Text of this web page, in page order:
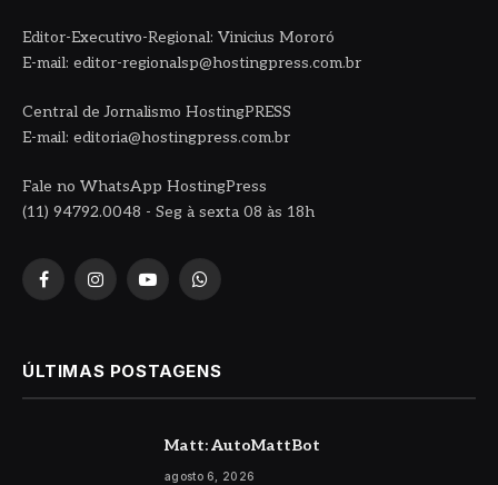
Editor-Executivo-Regional: Vinicius Mororó
E-mail: editor-regionalsp@hostingpress.com.br
Central de Jornalismo HostingPRESS
E-mail: editoria@hostingpress.com.br
Fale no WhatsApp HostingPress
(11) 94792.0048 - Seg à sexta 08 às 18h
FacebookInstagramYouTubeWhatsApp
ÚLTIMAS POSTAGENS
Matt: AutoMattBot
agosto 6, 2026